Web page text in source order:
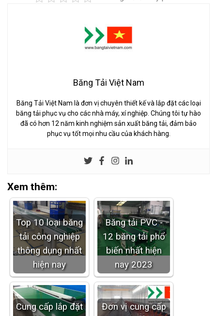
Băng Tải Việt Nam
Băng Tải Việt Nam là đơn vị chuyên thiết kế và lắp đặt các loại
băng tải phục vụ cho các nhà máy, xí nghiệp. Chúng tôi tự hào
đã có hơn 12 năm kinh nghiệm sản xuất băng tải, đảm bảo
phục vụ tốt mọi nhu cầu của khách hàng.
Xem thêm:
Top 10 loại băng
tải công nghiệp
thông dụng nhất
hiện nay
Băng tải PVC -
12 băng tải phổ
biến nhất hiện
nay 2023
Cung cấp lắp đặt
Đơn vị cung cấp